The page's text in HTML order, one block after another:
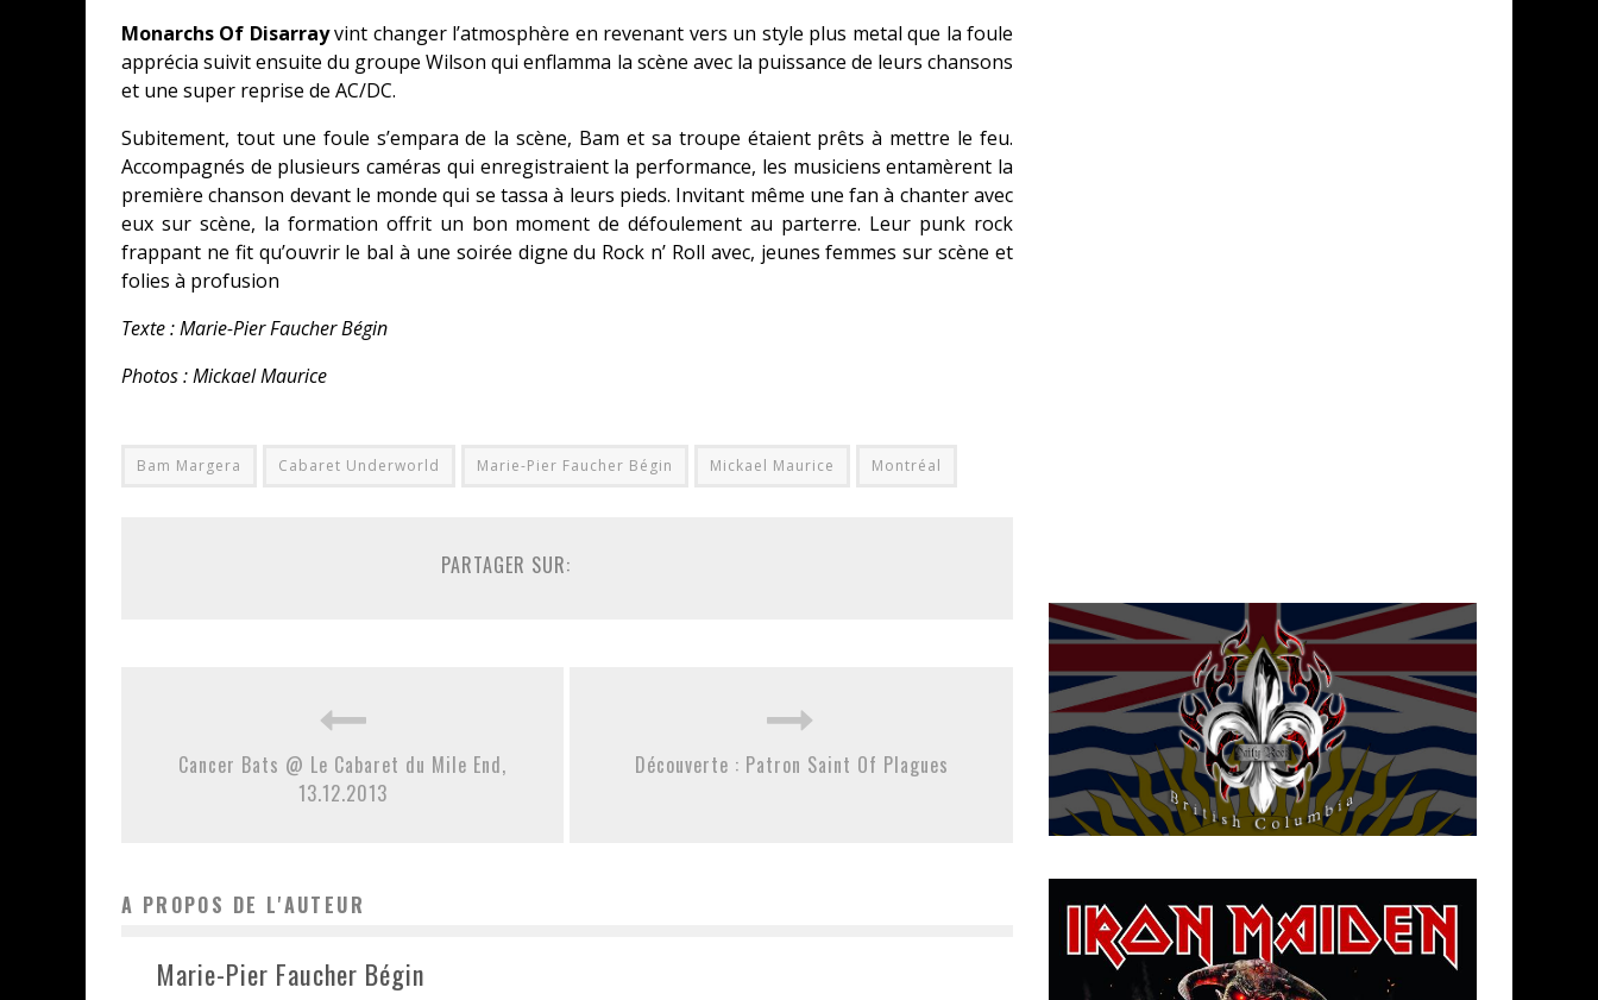
Monarchs Of Disarrayvint changer l’atmosphère en revenant vers un style plus metal que la foule
apprécia suivit ensuite du groupe Wilson qui enflamma la scène avec la puissance de leurs chansons
et une super reprise de AC/DC.
Subitement, tout une foule s’empara de la scène, Bam et sa troupe étaient prêts à mettre le feu.
Accompagnés de plusieurs caméras qui enregistraient la performance, les musiciens entamèrent la
première chanson devant le monde qui se tassa à leurs pieds. Invitant même une fan à chanter avec
eux sur scène, la formation offrit un bon moment de défoulement au parterre. Leur punk rock
frappant ne fit qu’ouvrir le bal à une soirée digne du Rock n’ Roll avec, jeunes femmes sur scène et
folies à profusion
Texte : Marie-Pier Faucher Bégin
Photos : Mickael Maurice
Bam Margera Cabaret Underworld Marie-Pier Faucher Bégin Mickael Maurice Montréal
PARTAGER SUR:
Cancer Bats @ Le Cabaret du Mile End,
13.12.2013
Découverte : Patron Saint Of Plagues
A PROPOS DE L'AUTEUR
Marie-Pier Faucher Bégin